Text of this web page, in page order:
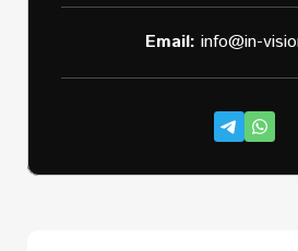
Email: info@in-